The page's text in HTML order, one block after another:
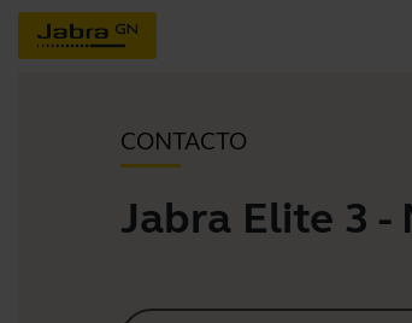
CONTACTO
Jabra Elite 3 -